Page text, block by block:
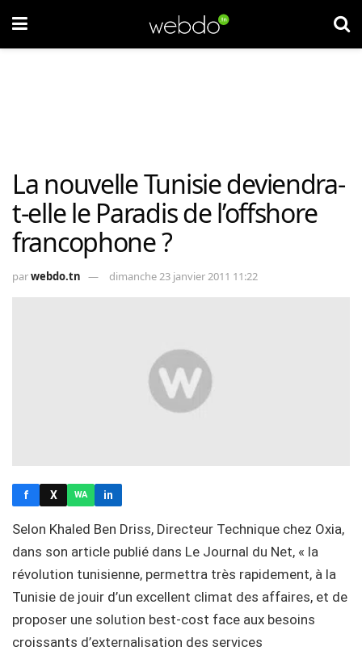
La nouvelle Tunisie deviendra-
t-elle le Paradis de l’offshore
francophone ?
parwebdo.tn dimanche 23 janvier 2011 11:22
f X WA in
Selon Khaled Ben Driss, Directeur Technique chez Oxia,
dans son article publié dans Le Journal du Net, « la
révolution tunisienne, permettra très rapidement, à la
Tunisie de jouir d’un excellent climat des affaires, et de
proposer une solution best-cost face aux besoins
croissants d’externalisation des services